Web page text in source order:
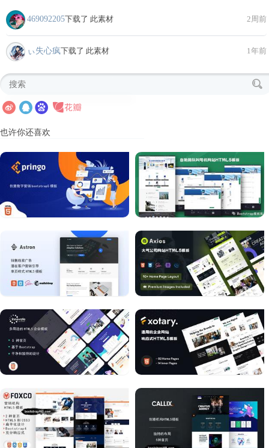
469092205下载了 此素材 2周前
ぃ失心疯下载了 此素材 1年前
也许你还喜欢